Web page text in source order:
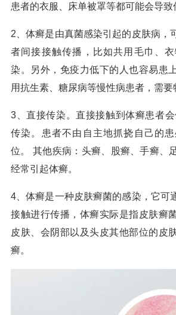
患者的衣服、床单被罩等都可能会导致
2、体癣是由真菌感染引起的皮肤病，
者间接接触传播，比如共用毛巾、
染。另外，免疫力低下的人也容易患
用抗生素、糖尿病等慢性病患者，需要
3、直接传染。直接接触到体癣患者
传染。患者不由自主地抓挠自己的
位。 其他疾病：头癣、股癣、手癣、
经常引起体癣。
4、体癣是一种皮肤癣菌的感染，它可
接触进行传播，体癣实际是指皮肤癣
皮肤、会阴部以及头皮其他部位的皮
癣。